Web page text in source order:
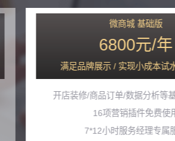
微商城 基础版
6800元/年
满足品牌展示 / 实现小成本试
开店装修/商品订单/数据分析等
16项营销插件免费使
7*12小时服务经理专属